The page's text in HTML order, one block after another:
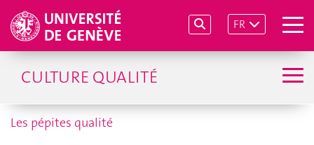
FR
CULTURE QUALITÉ
Les pépites qualité